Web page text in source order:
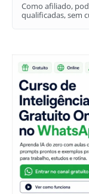
Como afiliado,
qualificadas, sem